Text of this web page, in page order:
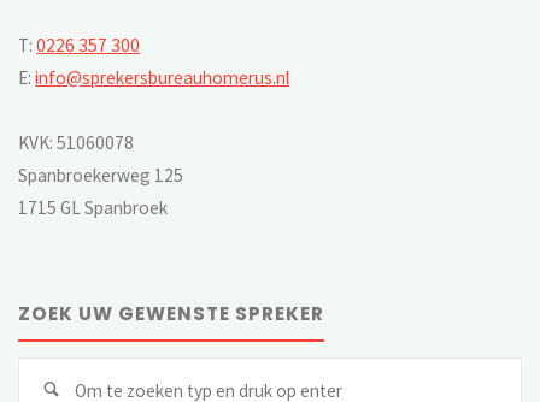
T:0226 357 300
E:info@sprekersbureauhomerus.nl
KVK: 51060078
Spanbroekerweg 125
1715 GL Spanbroek
ZOEK UW GEWENSTE SPREKER
Zoeken